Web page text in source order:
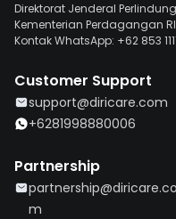
Direktorat Jenderal
Kementerian Perdagangan RI
Kontak WhatsApp: +62 853
Customer Support
support@diricare.com
+6281998880006
Partnership
partnership@diricare.co
m